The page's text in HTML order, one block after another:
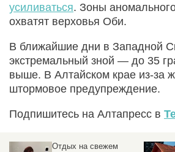
усиливаться. Зоны
охватят верховья Оби.
В ближайшие дни в Западной
экстремальный зной — до 35
выше. В Алтайском крае из-за
штормовое предупреждение.
Подпишитесь на Алтапресс в
Отдых на свежем